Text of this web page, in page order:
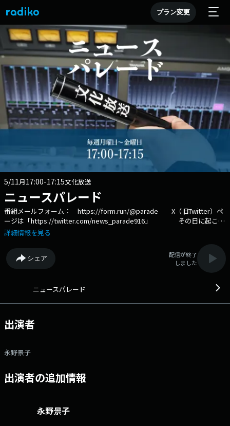
プラン変更
5/11月17:00-17:15文化放送
ニュースパレード
番組メールフォーム： https://form.run/@parade X（旧Twitter）ペ
ージは「https://twitter.com/news_parade916」 その日に起こっ
た最新の話題を中心に、幅広い分野にわたってニュースを紹介します。昭
者のレポート、取材現場からの中継など、今日最も重要なニュースを的確
に把握し最新情報を伝え続けています。 毎週月曜日は、共同通信社・元
編集局長の後藤謙次さんによるコーナー「後藤謙次 Point of View」を放
https://podcastqr.joqr.co.jp/programs/newsparade 文化放送公式
「https://www.facebook.com/1134joqr」 文化放送公式LINEは
「@joqr_916」
詳細情報を見る
シェア
配信が終了
しました
ニュースパレード
出演者
永野景子
出演者の追加情報
永野景子